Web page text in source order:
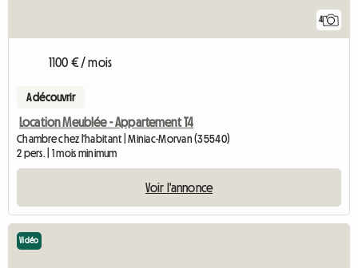
4
1100 € / mois
A découvrir
Location Meublée - Appartement T4
Chambre chez l'habitant | Miniac-Morvan (35540)
2 pers. | 1 mois minimum
Voir l'annonce
Vidéo